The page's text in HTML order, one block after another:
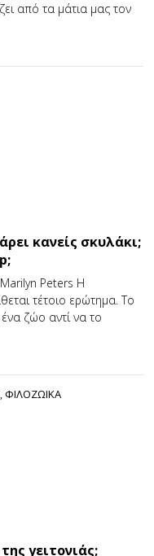
από τα μάτια μας τον
κανείς σκυλάκι;
Peters Η
τέτοιο ερώτημα. Το
ζώο αντί να το
,ΦΙΛΟΖΩΙΚΑ
γειτονιάς;